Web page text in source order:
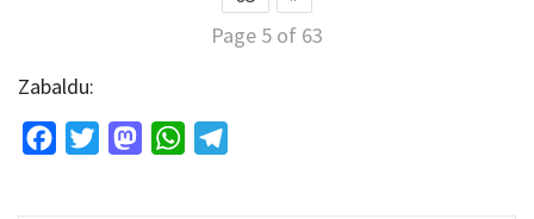
Page 5 of 63
Zabaldu:
FacebookTwitterMastodonWhatsApp